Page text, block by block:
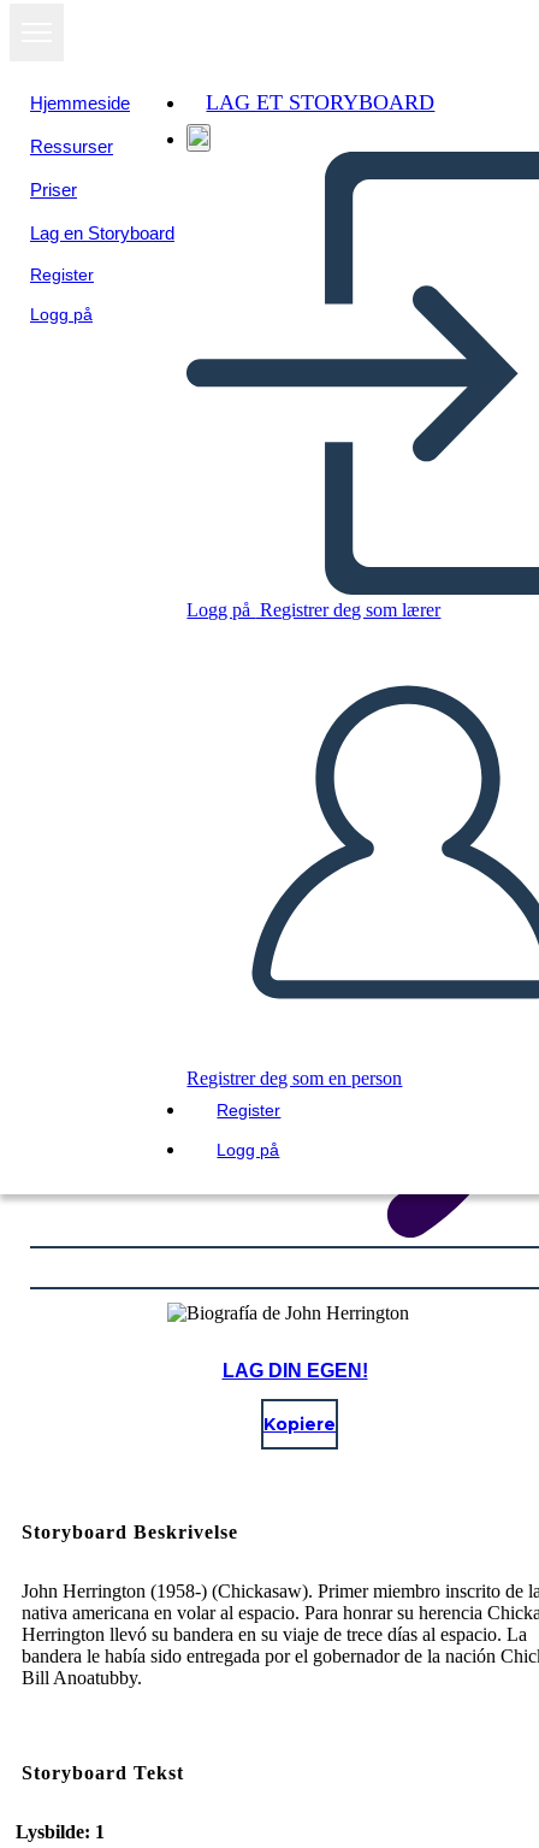
Hjemmeside
Ressurser
Priser
Lag en Storyboard
Register
Logg på
LAG ET STORYBOARD
Logg på Registrer deg som lærer
Registrer deg som en person
Register
Logg på
Kopier dette storyboardet
SPILLE AV LYSBILDEFREMVISNING
LES FOR MEG
LAG DIN EGEN!
Kopiere
Storyboard Beskrivelse
John Herrington (1958-) (Chickasaw). Primer miembro inscrito de
nativa americana en volar al espacio. Para honrar su herencia
Herrington llevó su bandera en su viaje de trece días al espacio. La
bandera le había sido entregada por el gobernador de la nación
Bill Anoatubby.
Storyboard Tekst
Lysbilde: 1